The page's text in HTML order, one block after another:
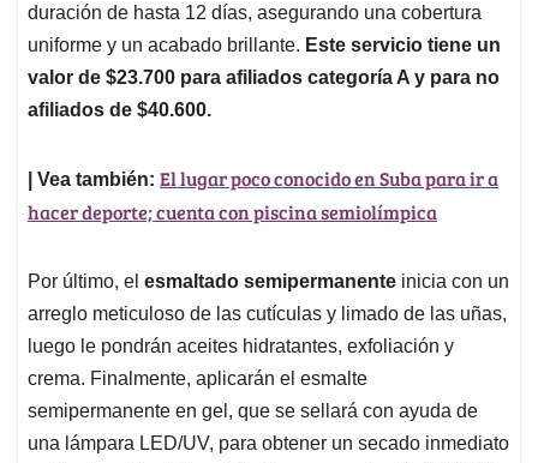
duración de hasta 12 días, asegurando una cobertura
uniforme y un acabado brillante. Este servicio tiene un
valor de $23.700 para afiliados categoría A y para no
afiliados de $40.600.
| Vea también: El lugar poco conocido en Suba para ir a
hacer deporte; cuenta con piscina semiolímpica
Por último, el esmaltado semipermanente inicia con un
arreglo meticuloso de las cutículas y limado de las uñas,
luego le pondrán aceites hidratantes, exfoliación y
crema. Finalmente, aplicarán el esmalte
semipermanente en gel, que se sellará con ayuda de
una lámpara LED/UV, para obtener un secado inmediato